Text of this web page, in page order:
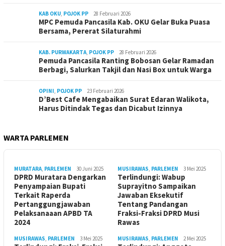
KAB OKU, POJOK PP 28 Februari 2026
MPC Pemuda Pancasila Kab. OKU Gelar Buka Puasa
Bersama, Pererat Silaturahmi
KAB. PURWAKARTA, POJOK PP 28 Februari 2026
Pemuda Pancasila Ranting Bobosan Gelar Ramadan
Berbagi, Salurkan Takjil dan Nasi Box untuk Warga
OPINI, POJOK PP 23 Februari 2026
D’Best Cafe Mengabaikan Surat Edaran Walikota,
Harus Ditindak Tegas dan Dicabut Izinnya
WARTA PARLEMEN
MURATARA, PARLEMEN 30 Juni 2025
DPRD Muratara Dengarkan
Penyampaian Bupati
Terkait Raperda
Pertanggungjawaban
Pelaksanaaan APBD TA
2024
MUSIRAWAS, PARLEMEN 3 Mei 2025
Terlindungi: Wabup
Suprayitno Sampaikan
Jawaban Eksekutif
Tentang Pandangan
Fraksi-Fraksi DPRD Musi
Rawas
MUSIRAWAS, PARLEMEN 3 Mei 2025 MUSIRAWAS, PARLEMEN 2 Mei 2025